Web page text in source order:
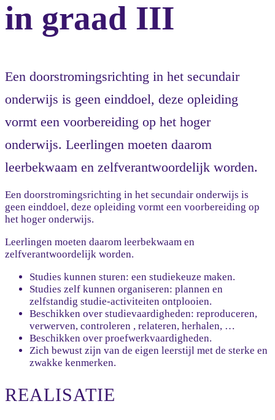
in graad III
Een doorstromingsrichting in het secundair
onderwijs is geen einddoel, deze opleiding
vormt een voorbereiding op het hoger
onderwijs. Leerlingen moeten daarom
leerbekwaam en zelfverantwoordelijk worden.
Een doorstromingsrichting in het secundair onderwijs is
geen einddoel, deze opleiding vormt een voorbereiding op
het hoger onderwijs.
Leerlingen moeten daarom leerbekwaam en
zelfverantwoordelijk worden.
Studies kunnen sturen: een studiekeuze maken.
Studies zelf kunnen organiseren: plannen en
zelfstandig studie-activiteiten ontplooien.
Beschikken over studievaardigheden: reproduceren,
verwerven, controleren , relateren, herhalen, …
Beschikken over proefwerkvaardigheden.
Zich bewust zijn van de eigen leerstijl met de sterke en
zwakke kenmerken.
REALISATIE